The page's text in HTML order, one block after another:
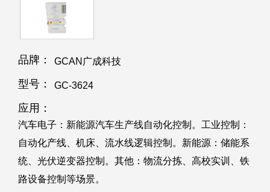
品牌： GCAN广成科技
型号： GC-3624
应用：
汽车电子：新能源汽车生产线自动化控制。工业控制：
自动化产线、机床、流水线逻辑控制。新能源：储能系
统、光伏逆变器控制。其他：物流分拣、高校实训、铁
路设备控制等场景。